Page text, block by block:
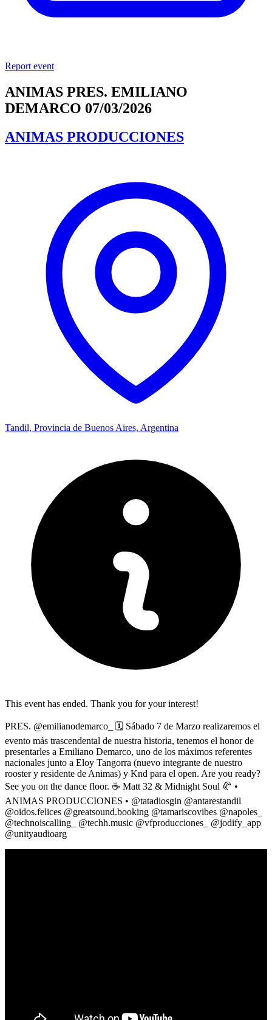
Report event
ANIMAS PRES. EMILIANO
DEMARCO 07/03/2026
ANIMAS PRODUCCIONES
Tandil, Provincia de Buenos Aires, Argentina
This event has ended. Thank you for your interest!
PRES. @emilianodemarco_ 🗓️ Sábado 7 de Marzo realizaremos el
evento más trascendental de nuestra historia, tenemos el honor de
presentarles a Emiliano Demarco, uno de los máximos referentes
nacionales junto a Eloy Tangorra (nuevo integrante de nuestro
rooster y residente de Animas) y Knd para el open. Are you ready?
See you on the dance floor. ☕️ Matt 32 & Midnight Soul 🥐 •
ANIMAS PRODUCCIONES • @tatadiosgin @antarestandil
@oidos.felices @greatsound.booking @tamariscovibes @napoles_
@technoiscalling_ @techh.music @vfproducciones_ @jodify_app
@unityaudioarg